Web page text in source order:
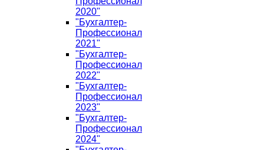
2020"
"Бухгалтер-
Профессионал
2021"
"Бухгалтер-
Профессионал
2022"
"Бухгалтер-
Профессионал
2023"
"Бухгалтер-
Профессионал
2024"